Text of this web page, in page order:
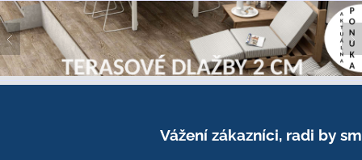
Vážení zákazníci, radi by